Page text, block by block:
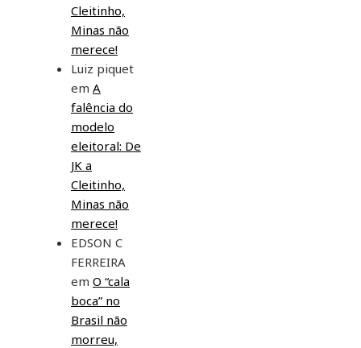
Cleitinho,
Minas não
merece!
Luiz piquet
em A
falência do
modelo
eleitoral: De
JK a
Cleitinho,
Minas não
merece!
EDSON C
FERREIRA
em O “cala
boca” no
Brasil não
morreu,